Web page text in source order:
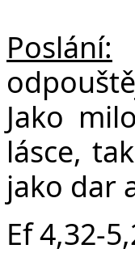
Poslání:
Jako
lásce,
jako dar
Ef 4,32-